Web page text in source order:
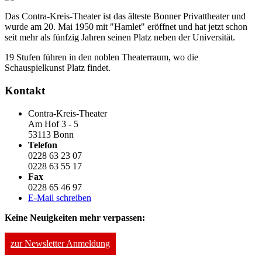
Das Contra-Kreis-Theater ist das älteste Bonner Privattheater und
wurde am 20. Mai 1950 mit "Hamlet" eröffnet und hat jetzt schon
seit mehr als fünfzig Jahren seinen Platz neben der Universität.
19 Stufen führen in den noblen Theaterraum, wo die
Schauspielkunst Platz findet.
Kontakt
Contra-Kreis-Theater
Am Hof 3 - 5
53113 Bonn
Telefon
0228 63 23 07
0228 63 55 17
Fax
0228 65 46 97
E-Mail schreiben
Keine Neuigkeiten mehr verpassen:
zur Newsletter Anmeldung